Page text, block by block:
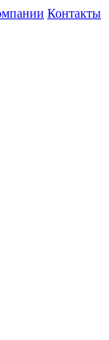
Контакты